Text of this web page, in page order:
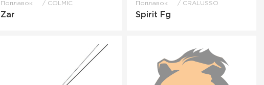
Поплавок COLMIC
Zar
Поплавок CRALUSSO
Spirit Fg